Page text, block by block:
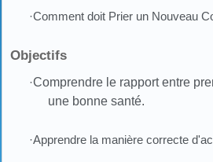
·Comment doit Prier un Nouveau
Objectifs
·Comprendre le rapport entre
une bonne santé.
·Apprendre la manière correcte